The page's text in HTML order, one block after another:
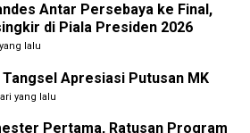
Antar Persebaya ke Final,
di Piala Presiden 2026
lalu
Tangsel Apresiasi Putusan MK
yang lalu
Pertama, Ratusan Program